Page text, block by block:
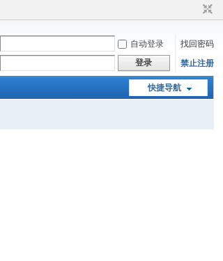
自动登录
找回密码
登录 禁止注册
快捷导航